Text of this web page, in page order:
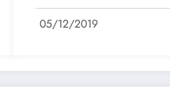
05/12/2019